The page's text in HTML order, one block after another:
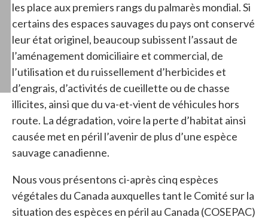
les place aux premiers rangs du palmarès mondial. Si
certains des espaces sauvages du pays ont conservé
leur état originel, beaucoup subissent l’assaut de
l’aménagement domiciliaire et commercial, de
l’utilisation et du ruissellement d’herbicides et
d’engrais, d’activités de cueillette ou de chasse
illicites, ainsi que du va-et-vient de véhicules hors
route. La dégradation, voire la perte d’habitat ainsi
causée met en péril l’avenir de plus d’une espèce
sauvage canadienne.
Nous vous présentons ci-après cinq espèces
végétales du Canada auxquelles tant le Comité sur la
situation des espèces en péril au Canada (COSEPAC)